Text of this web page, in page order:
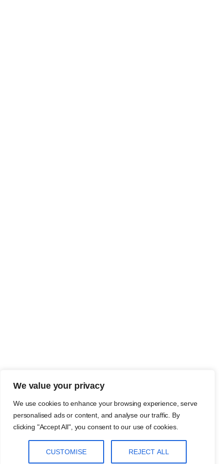
We value your privacy
We use cookies to enhance your browsing experience, serve
personalised ads or content, and analyse our traffic. By
clicking "Accept All", you consent to our use of cookies.
CUSTOMISE REJECT ALL